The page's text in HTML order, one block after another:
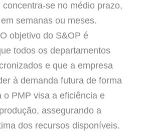
concentra-se no médio prazo,
semanas ou meses.
O objetivo do S&OP é
todos os departamentos
e que a empresa
à demanda futura de forma
o PMP visa a eficiência e
assegurando a
dos recursos disponíveis.